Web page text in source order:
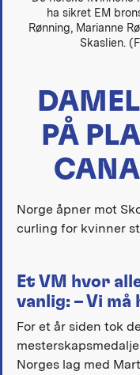
ha sikret EM
Rønning, Marianne
Skaslien.
PÅ
Norge åpner mot
curling for kvinner
Et VM hvor
vanlig: – Vi må
For et år siden tok
Norges lag med